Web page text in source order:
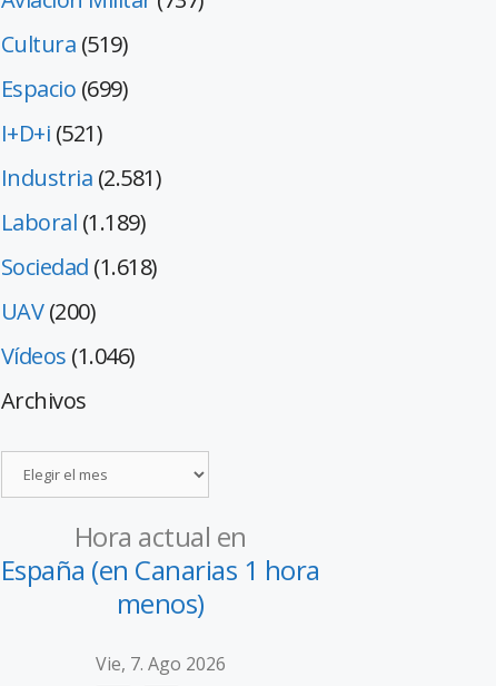
Cultura (519)
Espacio (699)
I+D+i (521)
Industria (2.581)
Laboral (1.189)
Sociedad (1.618)
UAV(200)
Vídeos (1.046)
Archivos
Hora actual en
España (en Canarias 1 hora
menos)